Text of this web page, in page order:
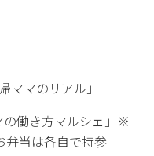
マのリアル」
働き方マルシェ」※
弁当は各自で持参